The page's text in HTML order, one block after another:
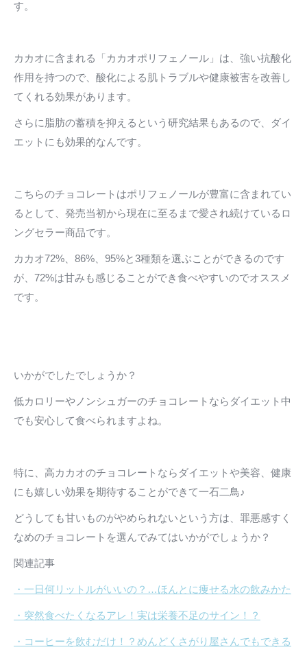
す。
カカオに含まれる「カカオポリフェノール」は、強い抗酸化
作用を持つので、酸化による肌トラブルや健康被害を改善し
てくれる効果があります。
さらに脂肪の蓄積を抑えるという研究結果もあるので、ダイ
エットにも効果的なんです。
こちらのチョコレートはポリフェノールが豊富に含まれてい
るとして、発売当初から現在に至るまで愛され続けているロ
ングセラー商品です。
カカオ72%、86%、95%と3種類を選ぶことができるのです
が、72%は甘みも感じることができ食べやすいのでオススメ
です。
いかがでしたでしょうか？
低カロリーやノンシュガーのチョコレートならダイエット中
でも安心して食べられますよね。
特に、高カカオのチョコレートならダイエットや美容、健康
にも嬉しい効果を期待することができて一石二鳥♪
どうしても甘いものがやめられないという方は、罪悪感すく
なめのチョコレートを選んでみてはいかがでしょうか？
関連記事
・一日何リットルがいいの？…ほんとに痩せる水の飲みかた
・突然食べたくなるアレ！実は栄養不足のサイン！？
・コーヒーを飲むだけ！？めんどくさがり屋さんでもできる